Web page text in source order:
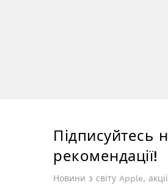
Підписуйтесь
рекомендації!
Новини з світу Apple,